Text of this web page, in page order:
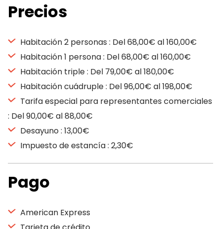
Precios
Habitación 2 personas : Del 68,00€ al 160,00€
Habitación 1 persona : Del 68,00€ al 160,00€
Habitación triple : Del 79,00€ al 180,00€
Habitación cuádruple : Del 96,00€ al 198,00€
Tarifa especial para representantes comerciales
: Del 90,00€ al 88,00€
Desayuno : 13,00€
Impuesto de estancía : 2,30€
Pago
American Express